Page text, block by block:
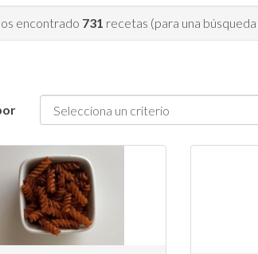
encontrado 731 recetas (para una